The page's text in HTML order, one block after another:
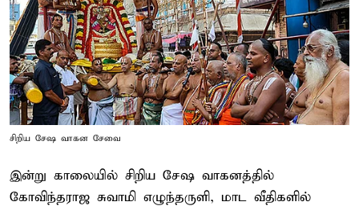
சிறிய சேஷ வாகன சேவை
இன்று காலையில் சிறிய சேஷ வாகனத்தில்
கோவிந்தராஜ சுவாமி எழுந்தருளி, மாட வீதிகளில்